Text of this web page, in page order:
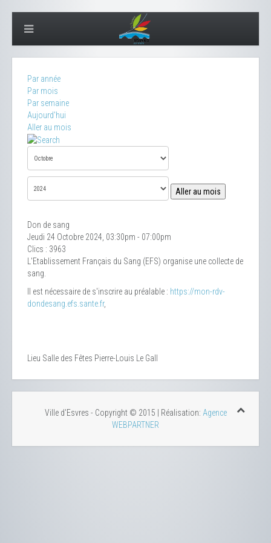
Par année
Par mois
Par semaine
Aujourd'hui
Aller au mois
Aller au mois
Don de sang
Jeudi 24 Octobre 2024, 03:30pm - 07:00pm
Clics : 3963
L'Etablissement Français du Sang (EFS) organise une collecte de
sang.
Il est nécessaire de s'inscrire au préalable : https://mon-rdv-
dondesang.efs.sante.fr,
Lieu Salle des Fêtes Pierre-Louis Le Gall
Ville d'Esvres - Copyright © 2015 | Réalisation: Agence
WEBPARTNER